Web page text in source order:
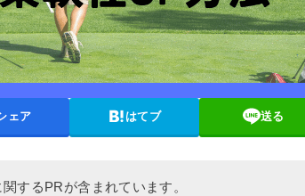
ェア はてブ 送る
するPRが含まれています。